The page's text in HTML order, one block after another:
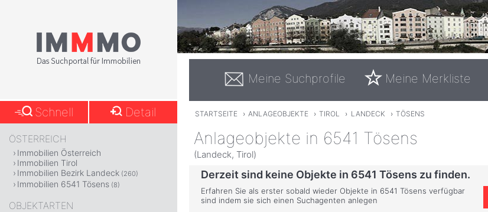
Meine Suchprofile Meine Merkliste
STARTSEITE › ANLAGEOBJEKTE › TIROL › LANDECK › TÖSENS
Anlageobjekte in 6541 Tösens
(Landeck, Tirol)
Derzeit sind keine Objekte in 6541 Tösens zu finden.
Erfahren Sie als erster sobald wieder Objekte in 6541 Tösens verfügbar
sind indem sie sich einen Suchagenten anlegen
Schnell Detail
ÖSTERREICH
Immobilien Österreich
Immobilien Tirol
Immobilien Bezirk Landeck (260)
Immobilien 6541 Tösens (8)
OBJEKTARTEN